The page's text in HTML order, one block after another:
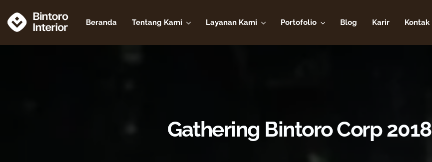
Beranda Tentang Kami Layanan Kami Portofolio Blog Karir Kontak
Gathering Bintoro Corp 2018